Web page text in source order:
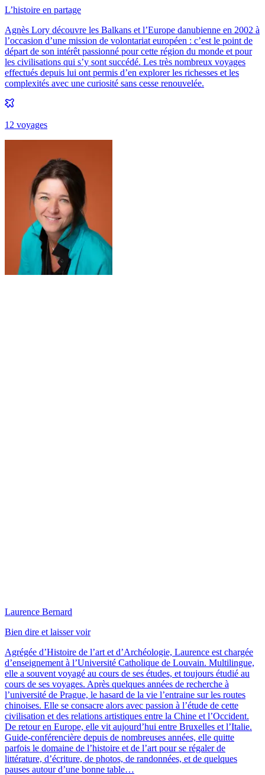
L’histoire en partage
Agnès Lory découvre les Balkans et l’Europe danubienne en 2002 à
l’occasion d’une mission de volontariat européen : c’est le point de
départ de son intérêt passionné pour cette région du monde et pour
les civilisations qui s’y sont succédé. Les très nombreux voyages
effectués depuis lui ont permis d’en explorer les richesses et les
complexités avec une curiosité sans cesse renouvelée.
12 voyages
Laurence Bernard
Bien dire et laisser voir
Agrégée d’Histoire de l’art et d’Archéologie, Laurence est chargée
d’enseignement à l’Université Catholique de Louvain. Multilingue,
elle a souvent voyagé au cours de ses études, et toujours étudié au
cours de ses voyages. Après quelques années de recherche à
l’université de Prague, le hasard de la vie l’entraine sur les routes
chinoises. Elle se consacre alors avec passion à l’étude de cette
civilisation et des relations artistiques entre la Chine et l’Occident.
De retour en Europe, elle vit aujourd’hui entre Bruxelles et l’Italie.
Guide-conférencière depuis de nombreuses années, elle quitte
parfois le domaine de l’histoire et de l’art pour se régaler de
littérature, d’écriture, de photos, de randonnées, et de quelques
pauses autour d’une bonne table…